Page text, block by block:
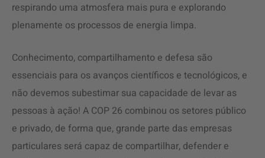
respirando uma atmosfera mais pura e explorando
plenamente os processos de energia limpa.
Conhecimento, compartilhamento e defesa são
essenciais para os avanços científicos e tecnológicos, e
não devemos subestimar sua capacidade de levar as
pessoas à ação! A COP 26 combinou os setores público
e privado, de forma que, grande parte das empresas
particulares será capaz de compartilhar, defender e